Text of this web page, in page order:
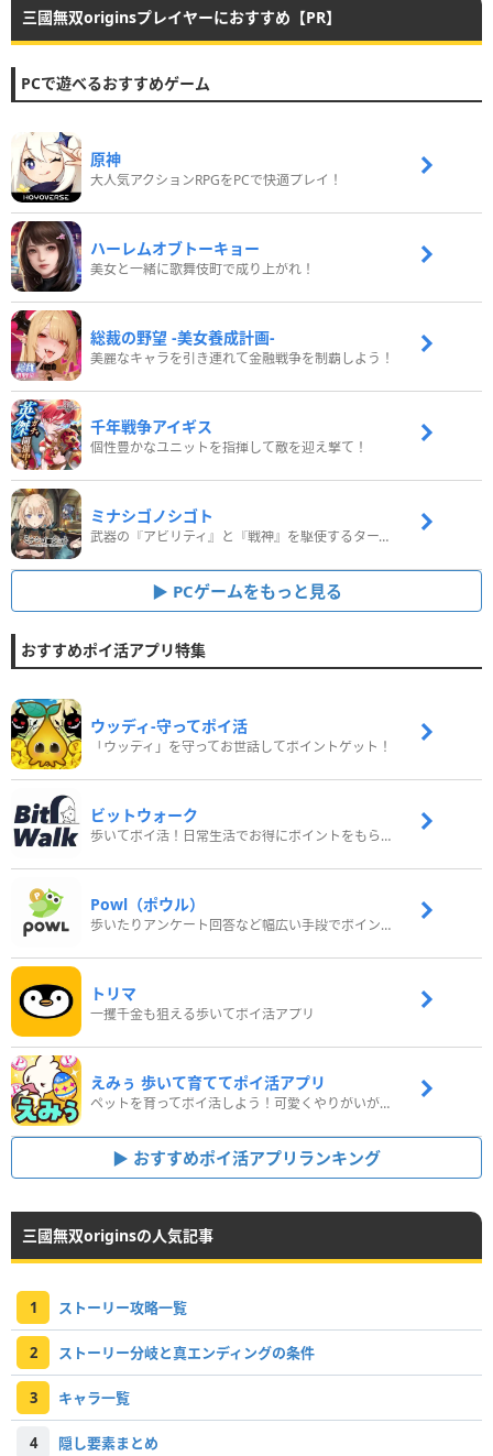
三國無双originsプレイヤーにおすすめ【PR】
PCで遊べるおすすめゲーム
原神
大人気アクションRPGをPCで快適プレイ！
ハーレムオブトーキョー
美女と一緒に歌舞伎町で成り上がれ！
総裁の野望 -美女養成計画-
美麗なキャラを引き連れて金融戦争を制覇しよう！
千年戦争アイギス
個性豊かなユニットを指揮して敵を迎え撃て！
ミナシゴノシゴト
武器の『アビリティ』と『戦神』を駆使するターン制コマンドバトルRPG！
PCゲームをもっと見る
おすすめポイ活アプリ特集
ウッディ‐守ってポイ活
「ウッディ」を守ってお世話してポイントゲット！
ビットウォーク
歩いてポイ活！日常生活でお得にポイントをもらおう
Powl（ポウル）
歩いたりアンケート回答など幅広い手段でポイントをゲット
トリマ
一攫千金も狙える歩いてポイ活アプリ
えみぅ 歩いて育ててポイ活アプリ
ペットを育ってポイ活しよう！可愛くやりがいがある新感覚アプリ
おすすめポイ活アプリランキング
三國無双originsの人気記事
1 ストーリー攻略一覧
2 ストーリー分岐と真エンディングの条件
3 キャラ一覧
4 隠し要素まとめ